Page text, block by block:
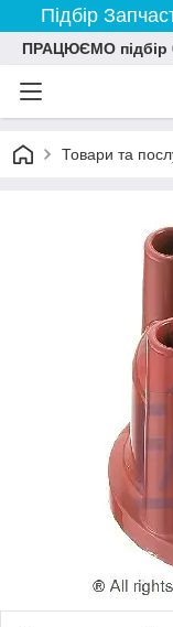
Підбір
ПРАЦЮЄМО підбір
Товари та